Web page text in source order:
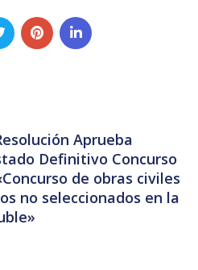
Aprueba
Definitivo Concurso
de obras civiles
no seleccionados en la